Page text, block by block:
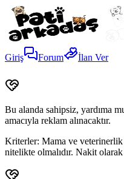
Giriş Forum İlan Ver
Bu alanda sahipsiz, yardıma
amacıyla reklam alınacaktır.
Kriterler: Mama ve
nitelikte olmalıdır. Nakit